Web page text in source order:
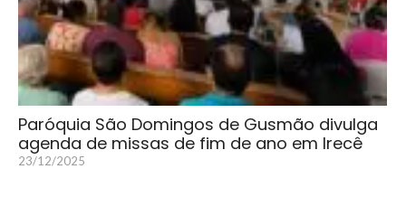
Paróquia São Domingos de Gusmão divulga
agenda de missas de fim de ano em Irecê
23/12/2025